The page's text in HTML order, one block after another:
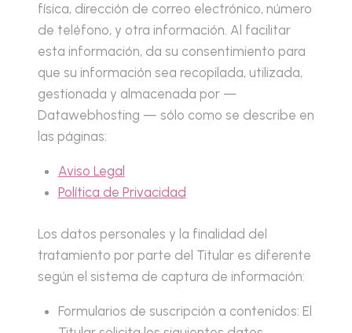
física, dirección de correo electrónico, número
de teléfono, y otra información. Al facilitar
esta información, da su consentimiento para
que su información sea recopilada, utilizada,
gestionada y almacenada por —
Datawebhosting — sólo como se describe en
las páginas:
Aviso Legal
Política de Privacidad
Los datos personales y la finalidad del
tratamiento por parte del Titular es diferente
según el sistema de captura de información:
Formularios de suscripción a contenidos: El